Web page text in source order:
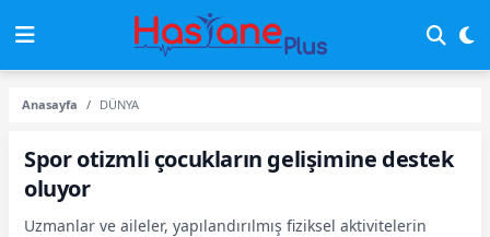
Anasayfa DÜNYA
Spor otizmli çocukların gelişimine destek
oluyor
Uzmanlar ve aileler, yapılandırılmış fiziksel aktivitelerin